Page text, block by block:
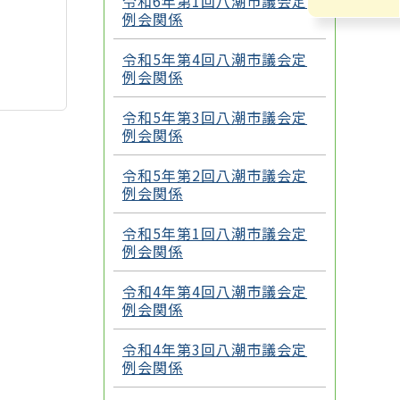
例会関係
令和5年第4回八潮市議会定
例会関係
令和5年第3回八潮市議会定
例会関係
令和5年第2回八潮市議会定
例会関係
令和5年第1回八潮市議会定
例会関係
令和4年第4回八潮市議会定
例会関係
令和4年第3回八潮市議会定
例会関係